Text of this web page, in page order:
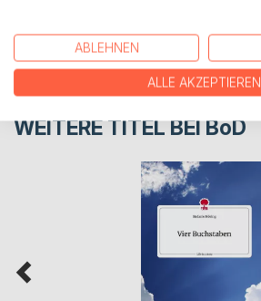
WEITERE TITEL BEIBoD
ABLEHNEN
ALLE AKZEPTIEREN